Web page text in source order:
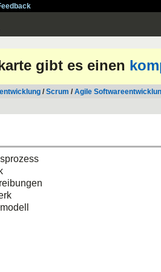
gibt es einen
/Scrum /Agile